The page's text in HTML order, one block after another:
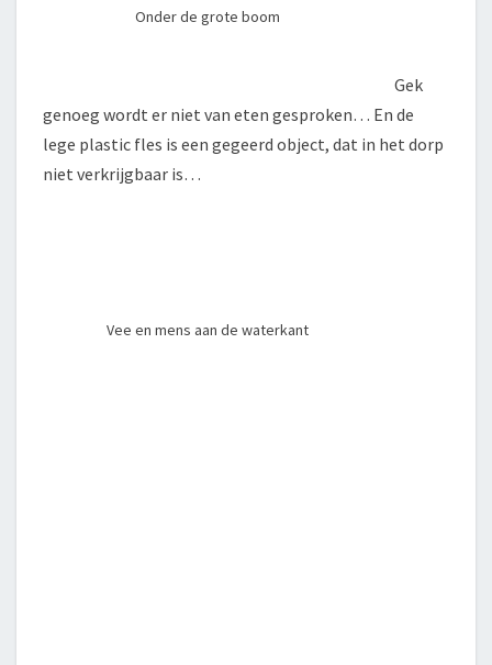
Onder de grote boom
Gek
genoeg wordt er niet van eten gesproken… En de
lege plastic fles is een gegeerd object, dat in het dorp
niet verkrijgbaar is…
Vee en mens aan de waterkant